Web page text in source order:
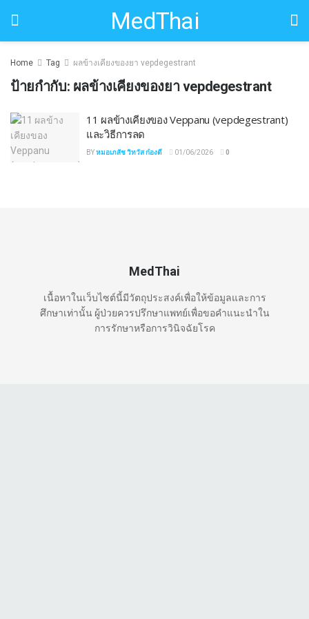
MedThai
Home Tag ผลข้างเคียงของยา vepdegestrant
ป้ายกำกับ: ผลข้างเคียงของยา vepdegestrant
11 ผลข้างเคียงของ Veppanu (vepdegestrant)
และวิธีการลด
BYหมอเภสัช วิทวัส ก๋องดี 01/06/2026 0
MedThai
เนื้อหาในเว็บไซต์นี้มีวัตถุประสงค์เพื่อให้ข้อมูลและการ
ศึกษาเท่านั้น ผู้ป่วยควรปรึกษาแพทย์เพื่อขอคำแนะนำใน
การรักษาหรือการวินิจฉัยโรค